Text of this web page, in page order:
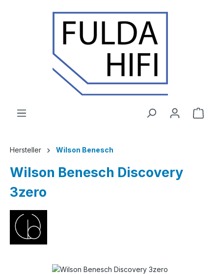
Zum Hauptinhalt springen
Hersteller Wilson Benesch
Wilson Benesch Discovery
3zero
Bildergalerie überspringen